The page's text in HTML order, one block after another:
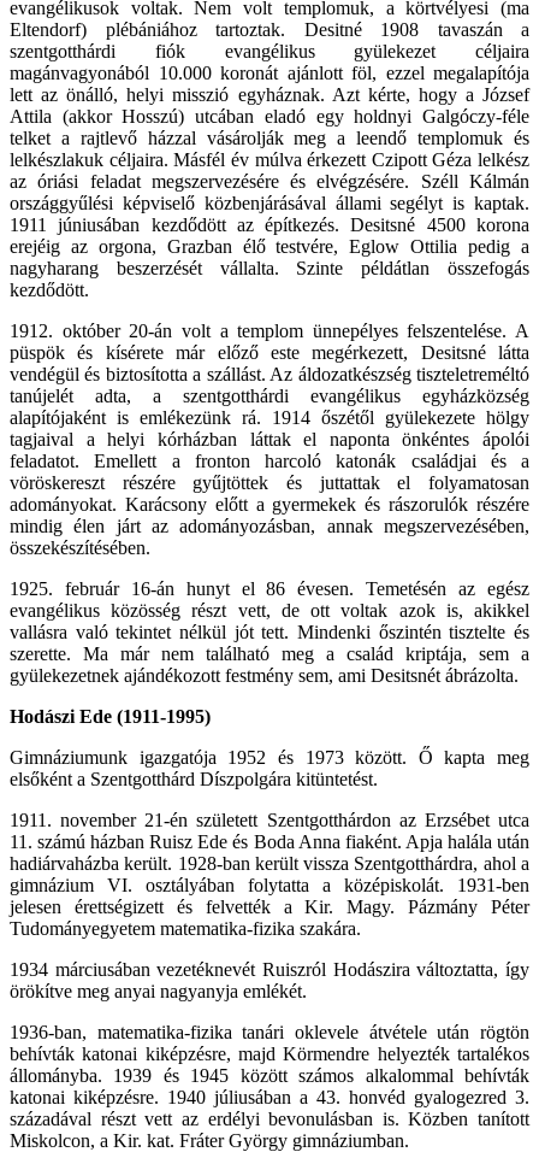
evangélikusok voltak. Nem volt templomuk, a körtvélyesi (ma
Eltendorf) plébániához tartoztak. Desitné 1908 tavaszán a
szentgotthárdi fiók evangélikus gyülekezet céljaira
magánvagyonából 10.000 koronát ajánlott föl, ezzel megalapítója
lett az önálló, helyi misszió egyháznak. Azt kérte, hogy a József
Attila (akkor Hosszú) utcában eladó egy holdnyi Galgóczy-féle
telket a rajtlevő házzal vásárolják meg a leendő templomuk és
lelkészlakuk céljaira. Másfél év múlva érkezett Czipott Géza lelkész
az óriási feladat megszervezésére és elvégzésére. Széll Kálmán
országgyűlési képviselő közbenjárásával állami segélyt is kaptak.
1911 júniusában kezdődött az építkezés. Desitsné 4500 korona
erejéig az orgona, Grazban élő testvére, Eglow Ottilia pedig a
nagyharang beszerzését vállalta. Szinte példátlan összefogás
kezdődött.
1912. október 20-án volt a templom ünnepélyes felszentelése. A
püspök és kísérete már előző este megérkezett, Desitsné látta
vendégül és biztosította a szállást. Az áldozatkészség tiszteletreméltó
tanújelét adta, a szentgotthárdi evangélikus egyházközség
alapítójaként is emlékezünk rá. 1914 őszétől gyülekezete hölgy
tagjaival a helyi kórházban láttak el naponta önkéntes ápolói
feladatot. Emellett a fronton harcoló katonák családjai és a
vöröskereszt részére gyűjtöttek és juttattak el folyamatosan
adományokat. Karácsony előtt a gyermekek és rászorulók részére
mindig élen járt az adományozásban, annak megszervezésében,
összekészítésében.
1925. február 16-án hunyt el 86 évesen. Temetésén az egész
evangélikus közösség részt vett, de ott voltak azok is, akikkel
vallásra való tekintet nélkül jót tett. Mindenki őszintén tisztelte és
szerette. Ma már nem található meg a család kriptája, sem a
gyülekezetnek ajándékozott festmény sem, ami Desitsnét ábrázolta.
Hodászi Ede (1911-1995)
Gimnáziumunk igazgatója 1952 és 1973 között. Ő kapta meg
elsőként a Szentgotthárd Díszpolgára kitüntetést.
1911. november 21-én született Szentgotthárdon az Erzsébet utca
11. számú házban Ruisz Ede és Boda Anna fiaként. Apja halála után
hadiárvaházba került. 1928-ban került vissza Szentgotthárdra, ahol a
gimnázium VI. osztályában folytatta a középiskolát. 1931-ben
jelesen érettségizett és felvették a Kir. Magy. Pázmány Péter
Tudományegyetem matematika-fizika szakára.
1934 márciusában vezetéknevét Ruiszról Hodászira változtatta, így
örökítve meg anyai nagyanyja emlékét.
1936-ban, matematika-fizika tanári oklevele átvétele után rögtön
behívták katonai kiképzésre, majd Körmendre helyezték tartalékos
állományba. 1939 és 1945 között számos alkalommal behívták
katonai kiképzésre. 1940 júliusában a 43. honvéd gyalogezred 3.
századával részt vett az erdélyi bevonulásban is. Közben tanított
Miskolcon, a Kir. kat. Fráter György gimnáziumban.